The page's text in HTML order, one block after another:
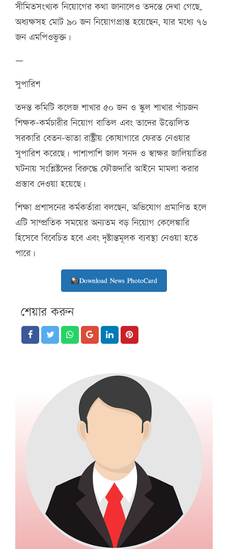
সীমিতসংখ্যক নিয়োগের কথা জানালেও তদন্তে দেখা গেছে,
অধ্যক্ষসহ মোট ৯০ জন নিয়োগপ্রাপ্ত হয়েছেন, যার মধ্যে ৭৬
জন এমপিওভুক্ত।
—
সুপারিশ
তদন্ত কমিটি কলেজ শাখার ৫০ জন ও স্কুল শাখার পাঁচজন
শিক্ষক-কর্মচারীর নিয়োগ বাতিল এবং তাদের উত্তোলিত
সরকারি বেতন-ভাতা রাষ্ট্রীয় কোষাগারে ফেরত নেওয়ার
সুপারিশ করেছে। পাশাপাশি জাল সনদ ও স্বাক্ষর জালিয়াতির
ঘটনায় সংশ্লিষ্টদের বিরুদ্ধে ফৌজদারি আইনে মামলা করার
প্রস্তাব দেওয়া হয়েছে।
শিক্ষা প্রশাসনের কর্মকর্তারা বলছেন, অভিযোগ প্রমাণিত হলে
এটি সাম্প্রতিক সময়ের অন্যতম বড় নিয়োগ কেলেঙ্কারি
হিসেবে বিবেচিত হবে এবং দৃষ্টান্তমূলক ব্যবস্থা নেওয়া হতে
পারে।
Download News PhotoCard
শেয়ার করুন